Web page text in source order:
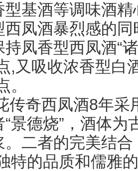
型基酒等调味酒
西凤酒暴烈感的
持凤香型西凤酒“
,又吸收浓香型白
。
西凤酒8年采
景德烧”，酒体为
。二者的完美结合
特的品质和儒雅